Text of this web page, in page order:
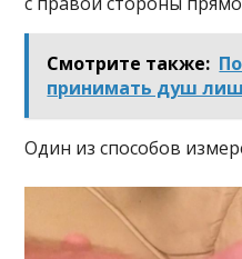
Смотрите также:
принимать душ
Один из способов